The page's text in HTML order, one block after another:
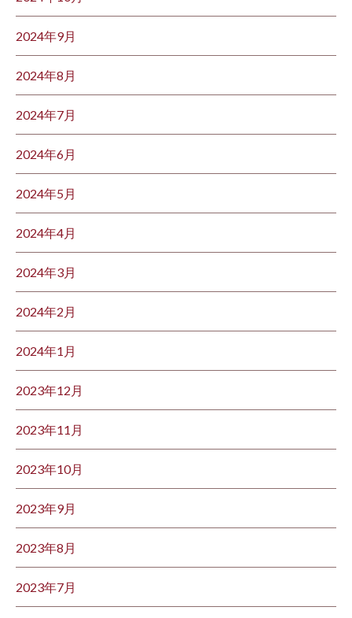
2024年9月
2024年8月
2024年7月
2024年6月
2024年5月
2024年4月
2024年3月
2024年2月
2024年1月
2023年12月
2023年11月
2023年10月
2023年9月
2023年8月
2023年7月